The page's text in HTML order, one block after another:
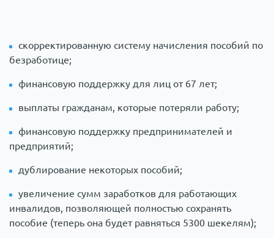
скорректированную систему начисления пособий по
безработице;
финансовую поддержку для лиц от 67 лет;
выплаты гражданам, которые потеряли работу;
финансовую поддержку предпринимателей и
предприятий;
дублирование некоторых пособий;
увеличение сумм заработков для работающих
инвалидов, позволяющей полностью сохранять
пособие (теперь она будет равняться 5300 шекелям);